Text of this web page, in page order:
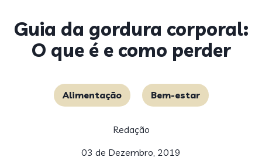
Guia da gordura corporal:
O que é e como perder
Alimentação Bem-estar
Redação
03 de Dezembro, 2019